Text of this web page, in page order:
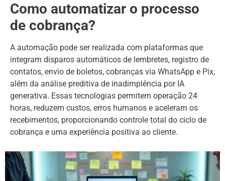
Como automatizar o processo
de cobrança?
A automação pode ser realizada com plataformas que
integram disparos automáticos de lembretes, registro de
contatos, envio de boletos, cobranças via WhatsApp e Pix,
além da análise preditiva de inadimplência por IA
generativa. Essas tecnologias permitem operação 24
horas, reduzem custos, erros humanos e aceleram os
recebimentos, proporcionando controle total do ciclo de
cobrança e uma experiência positiva ao cliente.